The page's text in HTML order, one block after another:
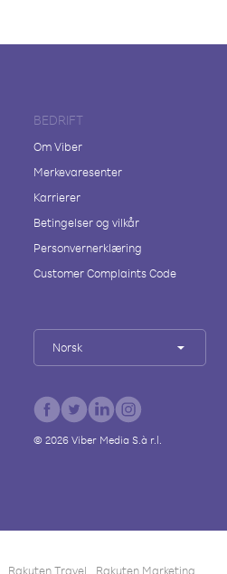
BEDRIFT
Om Viber
Merkevaresenter
Karrierer
Betingelser og vilkår
Personvernerklæring
Customer Complaints Code
Norsk
© 2026Viber Media S.à r.l.
Rakuten Travel Rakuten Marketing